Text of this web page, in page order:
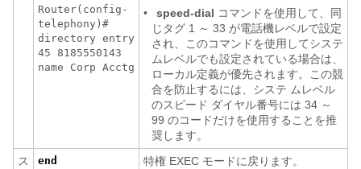
Router(config-
telephony)#
directory entry
45 8185550143
name Corp Acctg
•
speed-dial コマンドを使用して、同
じタグ 1 ～ 33 が電話機レベルで設定
され、このコマンドを使用してシステ
ムレベルでも設定されている場合は、
ローカル定義が優先されます。この競
合を防止するには、システ ムレベル
のスピード ダイヤル番号には 34 ～
99 のコードだけを使用することを推
奨します。
ス
end 特権 EXEC モードに戻ります。